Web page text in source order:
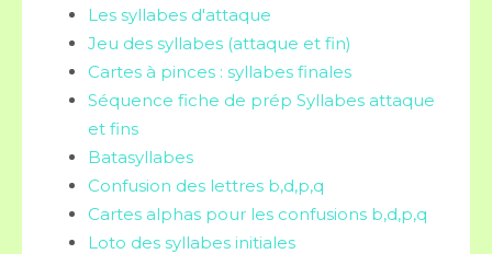
Les syllabes d'attaque
Jeu des syllabes (attaque et fin)
Cartes à pinces : syllabes finales
Séquence fiche de prép Syllabes attaque
et fins
Batasyllabes
Confusion des lettres b,d,p,q
Cartes alphas pour les confusions b,d,p,q
Loto des syllabes initiales